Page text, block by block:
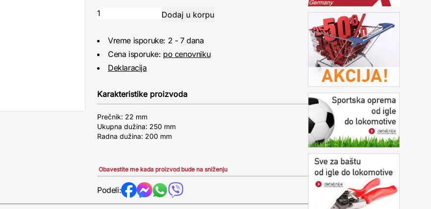
Vreme isporuke: 2 - 7 dana
Cena isporuke: po cenovniku
Deklaracija
Karakteristike proizvoda
Prečnik: 22 mm
Ukupna dužina: 250 mm
Radna dužina: 200 mm
Obavestite me kada proizvod bude na sniženju
Podeli: